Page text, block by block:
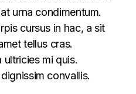
urna condimentum.
cursus in hac, a sit
tellus cras.
ultricies mi quis.
convallis.